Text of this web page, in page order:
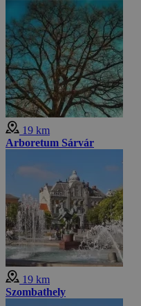
19 km
Arboretum Sárvár
19 km
Szombathely